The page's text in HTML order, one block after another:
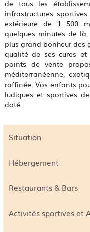
de tous les
infrastructures
extérieure de 1 500
quelques minutes de
plus grand bonheur des
qualité de ses cures et
points de vente
méditerranéenne,
raffinée. Vos enfants
ludiques et sportives
doté.
Situation
Hébergement
Restaurants & Bars
Activités sportives et